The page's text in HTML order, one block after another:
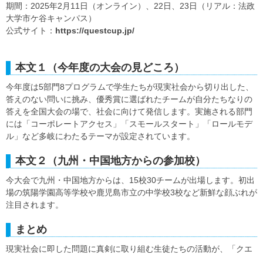
期間：2025年2月11日（オンライン）、22日、23日（リアル：法政
大学市ケ谷キャンパス）
公式サイト： https://questcup.jp/
本文１（今年度の大会の見どころ）
今年度は5部門8プログラムで学生たちが現実社会から切り出した、
答えのない問いに挑み、優秀賞に選ばれたチームが自分たちなりの
答えを全国大会の場で、社会に向けて発信します。実施される部門
には「コーポレートアクセス」「スモールスタート」「ロールモデ
ル」など多岐にわたるテーマが設定されています。
本文２（九州・中国地方からの参加校）
今大会で九州・中国地方からは、15校30チームが出場します。初出
場の筑陽学園高等学校や鹿児島市立の中学校3校など新鮮な顔ぶれが
注目されます。
まとめ
現実社会に即した問題に真剣に取り組む生徒たちの活動が、「クエ